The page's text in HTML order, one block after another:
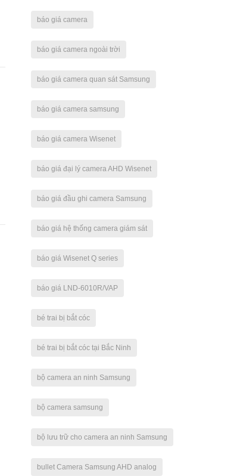
báo giá camera
báo giá camera ngoài trời
báo giá camera quan sát Samsung
báo giá camera samsung
báo giá camera Wisenet
báo giá đại lý camera AHD Wisenet
báo giá đầu ghi camera Samsung
báo giá hệ thống camera giám sát
báo giá Wisenet Q series
báo giá LND-6010R/VAP
bé trai bị bắt cóc
bé trai bị bắt cóc tại Bắc Ninh
bộ camera an ninh Samsung
bộ camera samsung
bộ lưu trữ cho camera an ninh Samsung
bullet Camera Samsung AHD analog